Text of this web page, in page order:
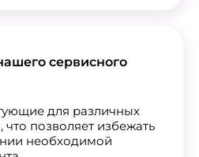
сервисного
для различных
позволяет избежать
необходимой